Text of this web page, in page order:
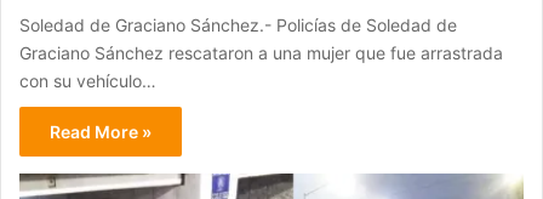
Soledad de Graciano Sánchez.- Policías de Soledad de
Graciano Sánchez rescataron a una mujer que fue arrastrada
con su vehículo…
Read More »